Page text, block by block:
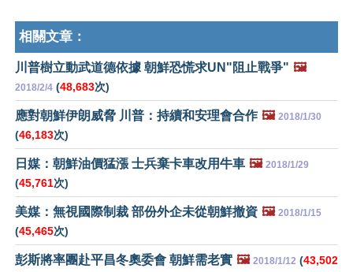
相關文章：
川普樹立動武道德依據 朝鮮恐慌求UN"阻止戰爭" 🖼️
2018/2/4 (48,683次)
應對朝鮮伊朗威脅 川普：持續和安理會合作 🖼️ 2018/1/30
(46,183次)
日媒：朝鮮油價猛漲 士兵棄卡車改用牛車 🖼️ 2018/1/29
(45,761次)
美媒：無視國際制裁 部份外企未從朝鮮撤資 🖼️ 2018/1/15
(45,465次)
彭斯將率團赴平昌冬奧委會 朝鮮需老實 🖼️ 2018/1/12 (43,502